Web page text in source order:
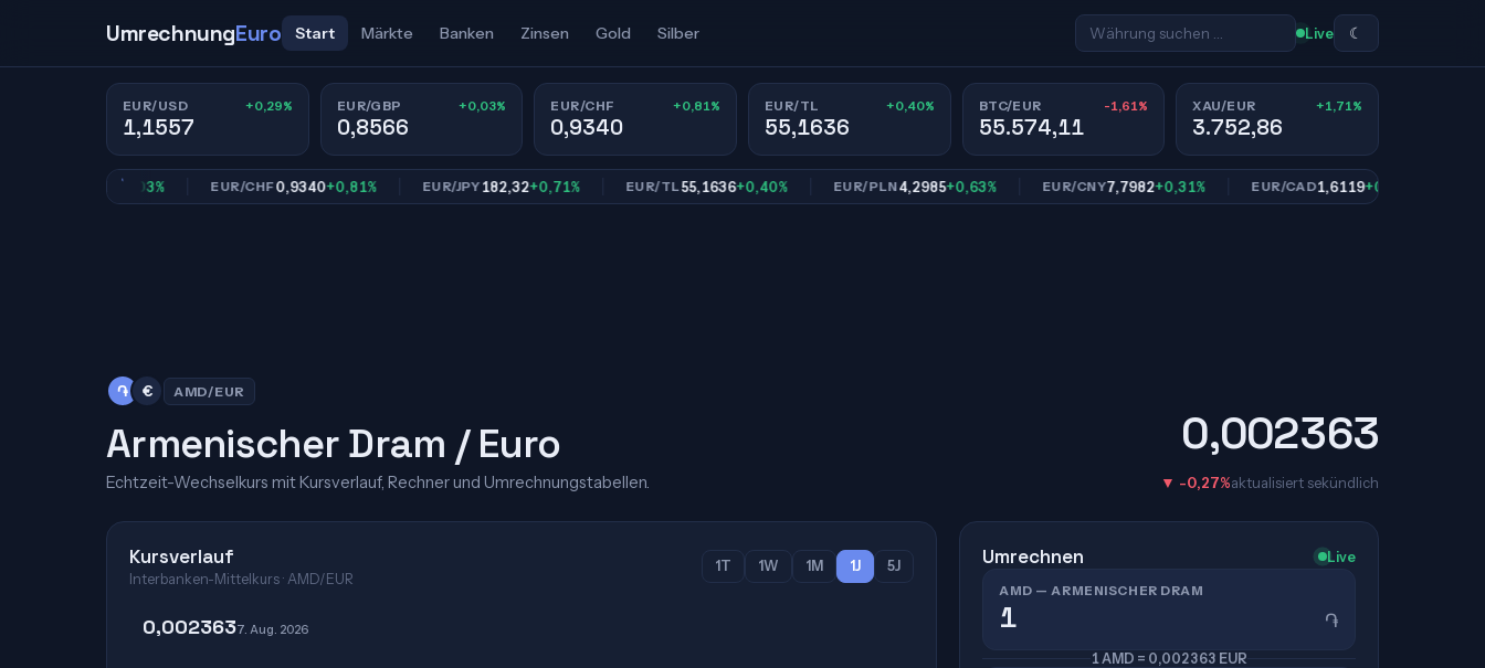
UmrechnungEuro Start Märkte Banken Zinsen Gold Silber Live ☾
EUR/USD +0,29%
1,1557
EUR/GBP +0,03%
0,8566
EUR/CHF +0,81%
0,9340
EUR/TL +0,40%
55,1636
BTC/EUR -1,61%
55.574,11
XAU/EUR +1,71%
3.752,86
+0,03% EUR/CHF0,9340+0,81% EUR/JPY182,32+0,71% EUR/TL55,1636+0,40% EUR/PLN4,2985+0,63% EUR/CNY7,7982+0,31% EUR/CAD1,6119+0,78%
֏ € AMD/EUR
Armenischer Dram / Euro
Echtzeit-Wechselkurs mit Kursverlauf, Rechner und Umrechnungstabellen.
0,002363
▼ -0,27%aktualisiert sekündlich
Kursverlauf
Interbanken-Mittelkurs · AMD/EUR
1T 1W 1M 1J 5J
0,0023637. Aug. 2026
Umrechnen Live
AMD — ARMENISCHER DRAM
֏
1 AMD = 0,002363 EUR